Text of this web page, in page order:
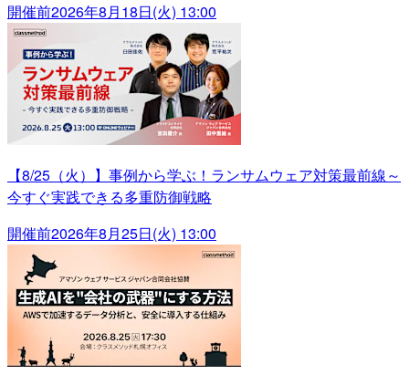
開催前2026年8月18日(火) 13:00
【8/25（火）】事例から学ぶ！ランサムウェア対策最前線～
今すぐ実践できる多重防御戦略
開催前2026年8月25日(火) 13:00